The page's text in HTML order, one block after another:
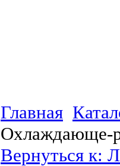
Главная
Охлаждающе-
Вернуться к: